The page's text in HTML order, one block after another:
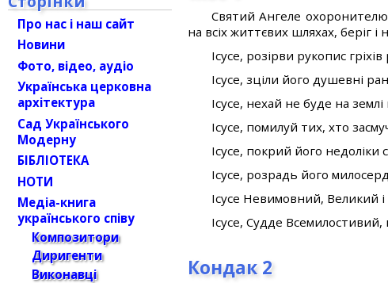
Святий Ангеле
на всіх життєвих шляхах, беріг
Ісусе, розірви рукопис
Ісусе, зціли його душевні
Ісусе, нехай не буде на
Ісусе, помилуй тих, хто
Ісусе, покрий його
Ісусе, розрадь його
Ісусе Невимовний, Великий
Ісусе, Судде
Кондак 2
Про нас і наш сайт
Новини
Фото, відео, аудіо
Українська церковна
архітектура
Сад Українського
Модерну
БІБЛІОТЕКА
НОТИ
Медіа-книга
українського співу
Композитори
Диригенти
Виконавці